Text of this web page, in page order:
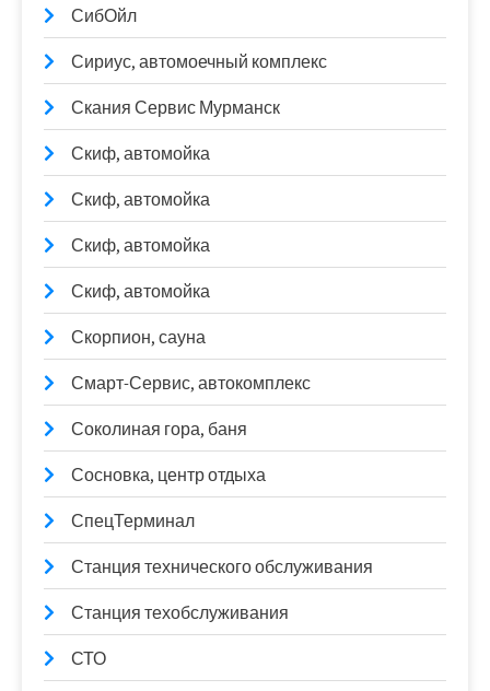
СибОйл
Сириус, автомоечный комплекс
Скания Сервис Мурманск
Скиф, автомойка
Скиф, автомойка
Скиф, автомойка
Скиф, автомойка
Скорпион, сауна
Смарт-Сервис, автокомплекс
Соколиная гора, баня
Сосновка, центр отдыха
СпецТерминал
Станция технического обслуживания
Станция техобслуживания
СТО